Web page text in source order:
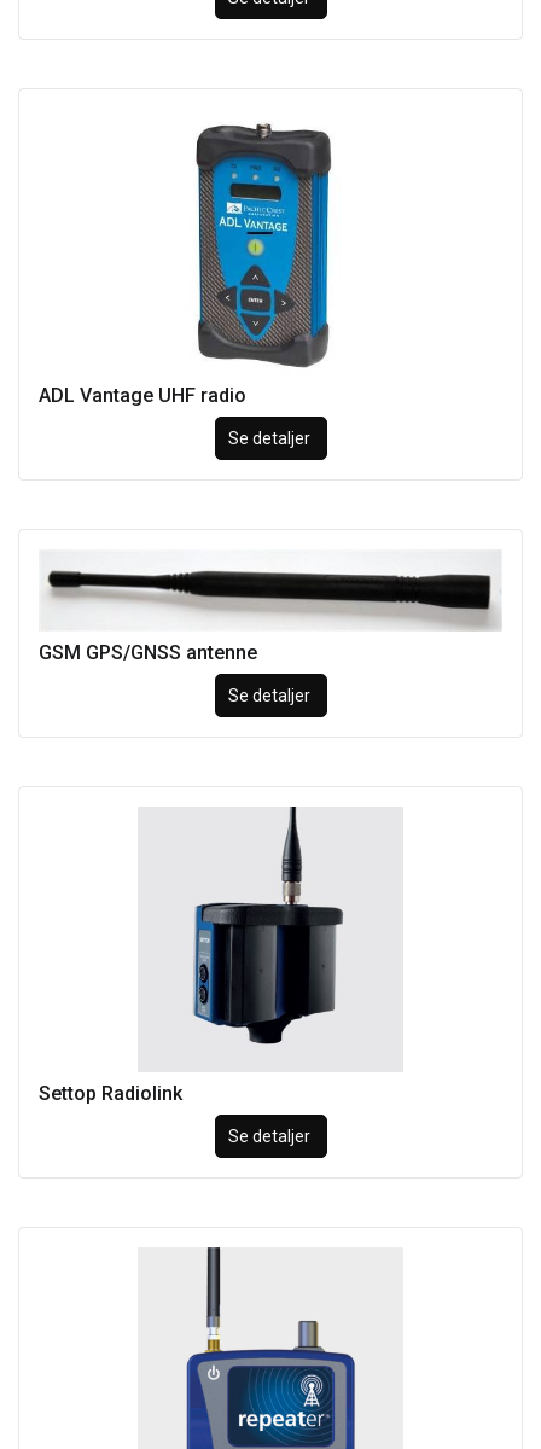
ADL Vantage UHF radio
Se detaljer
GSM GPS/GNSS antenne
Se detaljer
Settop Radiolink
Se detaljer